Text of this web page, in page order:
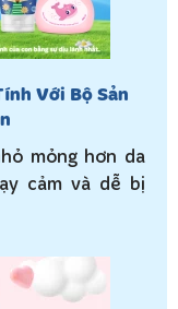
Với Bộ Sản
mỏng hơn da
cảm và dễ bị